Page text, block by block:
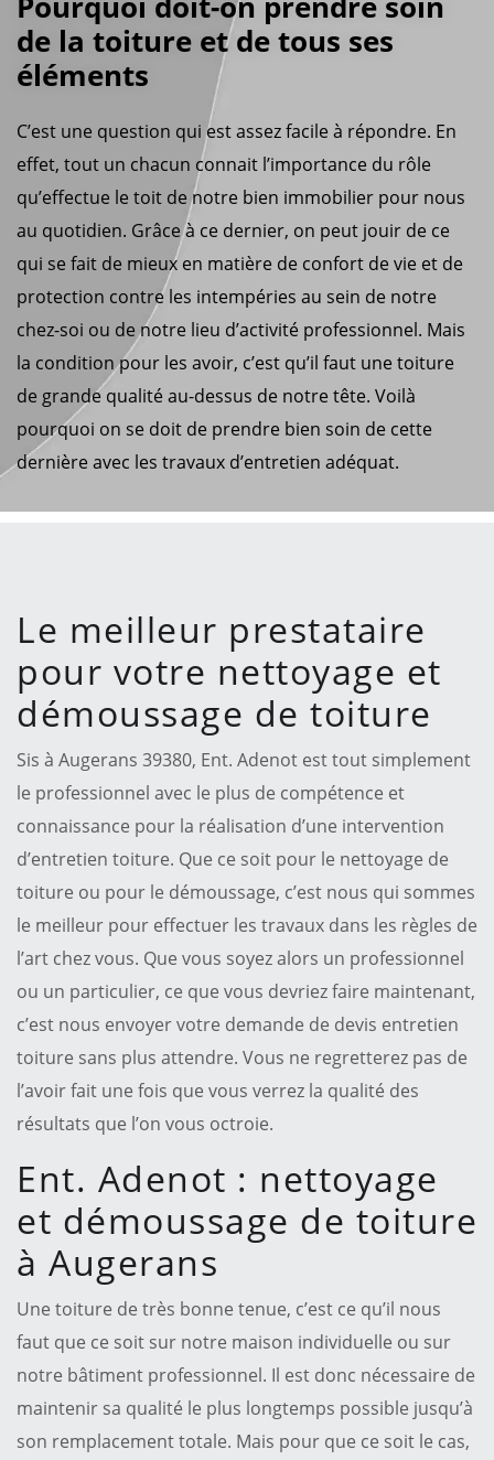
de la toiture et de tous ses
éléments
C’est une question qui est assez facile à répondre. En
effet, tout un chacun connait l’importance du rôle
qu’effectue le toit de notre bien immobilier pour nous
au quotidien. Grâce à ce dernier, on peut jouir de ce
qui se fait de mieux en matière de confort de vie et de
protection contre les intempéries au sein de notre
chez-soi ou de notre lieu d’activité professionnel. Mais
la condition pour les avoir, c’est qu’il faut une toiture
de grande qualité au-dessus de notre tête. Voilà
pourquoi on se doit de prendre bien soin de cette
dernière avec les travaux d’entretien adéquat.
Le meilleur prestataire
pour votre nettoyage et
démoussage de toiture
Sis à Augerans 39380, Ent. Adenot est tout simplement
le professionnel avec le plus de compétence et
connaissance pour la réalisation d’une intervention
d’entretien toiture. Que ce soit pour le nettoyage de
toiture ou pour le démoussage, c’est nous qui sommes
le meilleur pour effectuer les travaux dans les règles de
l’art chez vous. Que vous soyez alors un professionnel
ou un particulier, ce que vous devriez faire maintenant,
c’est nous envoyer votre demande de devis entretien
toiture sans plus attendre. Vous ne regretterez pas de
l’avoir fait une fois que vous verrez la qualité des
résultats que l’on vous octroie.
Ent. Adenot : nettoyage
et démoussage de toiture
à Augerans
Une toiture de très bonne tenue, c’est ce qu’il nous
faut que ce soit sur notre maison individuelle ou sur
notre bâtiment professionnel. Il est donc nécessaire de
maintenir sa qualité le plus longtemps possible jusqu’à
son remplacement totale. Mais pour que ce soit le cas,